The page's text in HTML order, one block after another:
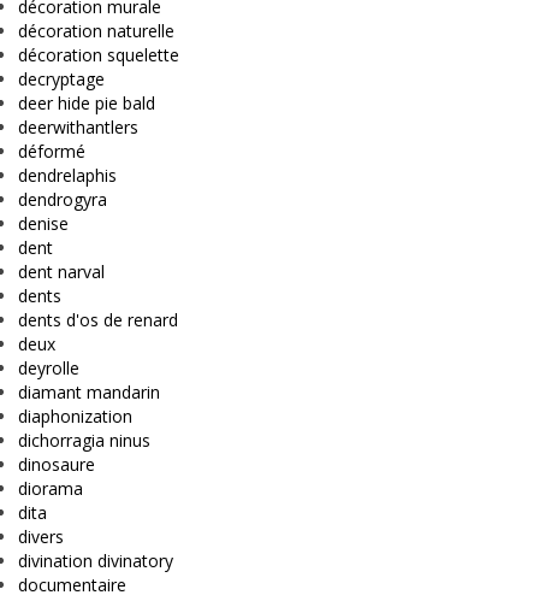
décoration murale
décoration naturelle
décoration squelette
decryptage
deer hide pie bald
deerwithantlers
déformé
dendrelaphis
dendrogyra
denise
dent
dent narval
dents
dents d'os de renard
deux
deyrolle
diamant mandarin
diaphonization
dichorragia ninus
dinosaure
diorama
dita
divers
divination divinatory
documentaire